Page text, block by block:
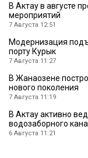
В Актау в августе
мероприятий
7 Августа 12:51
Модернизация
порту Курык
7 Августа 11:27
В Жанаозене
нового поколения
7 Августа 11:19
В Актау активно
водозаборного
6 Августа 11:21